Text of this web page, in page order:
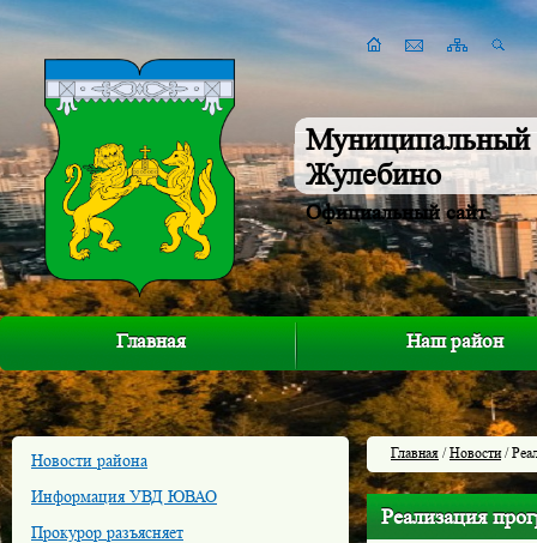
Муниципальный
Жулебино
Официальный сайт
Главная Наш район
Новости района
Информация УВД ЮВАО
Прокурор разъясняет
Главная /Новости/
Реализация